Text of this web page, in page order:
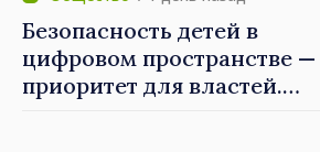
приоритетном режиме
Безопасность детей в
цифровом пространстве —
приоритет для властей.